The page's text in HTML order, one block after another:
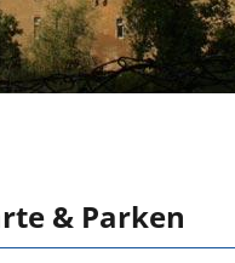
& Parken